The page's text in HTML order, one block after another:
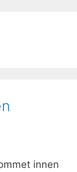
innen